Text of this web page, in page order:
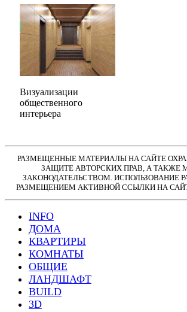
Визуализации
общественного
интерьера
РАЗМЕЩЕННЫЕ МАТЕРИАЛЫ НА САЙТЕ
ЗАЩИТЕ АВТОРСКИХ ПРАВ, А
ЗАКОНОДАТЕЛЬСТВОМ. ИСПОЛЬЗОВАНИЕ
РАЗМЕЩЕНИЕМ АКТИВНОЙ ССЫЛКИ НА
INFO
ДОМА
КВАРТИРЫ
КОМНАТЫ
ОБЩИЕ
ЛАНДШАФТ
BUILD
3D